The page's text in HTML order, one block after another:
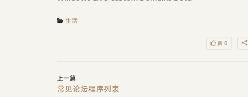
生活
赞 0
上一篇
常见论坛程序列表